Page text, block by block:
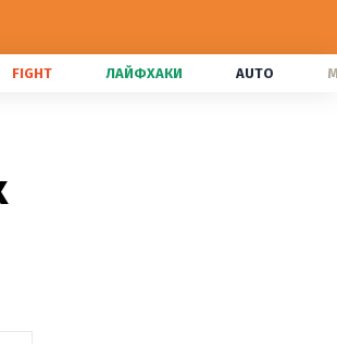
FIGHT ЛАЙФХАКИ AUTO